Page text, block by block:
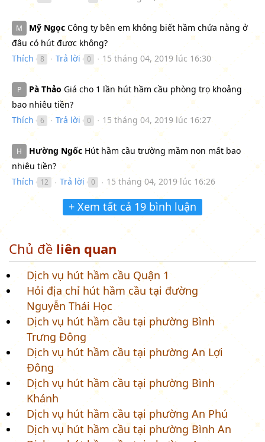
M Mỹ Ngọc Công ty bên em không biết hầm chứa nằng ở
đâu có hút được không?
Thích
8 ● Trả lời 0 ● 15 tháng 04, 2019 lúc 16:30
P Pà Thảo Giá cho 1 lần hút hầm cầu phòng trọ khoảng
bao nhiêu tiền?
Thích
6 ● Trả lời 0 ● 15 tháng 04, 2019 lúc 16:27
H Hường Ngốc Hút hầm cầu trường mầm non mất bao
nhiêu tiền?
Thích
12 ● Trả lời 0 ● 15 tháng 04, 2019 lúc 16:26
+ Xem tất cả 19 bình luận
Chủ đề liên quan
Dịch vụ hút hầm cầu Quận 1
Hỏi địa chỉ hút hầm cầu tại đường
Nguyễn Thái Học
Dịch vụ hút hầm cầu tại phường Bình
Trưng Đông
Dịch vụ hút hầm cầu tại phường An Lợi
Đông
Dịch vụ hút hầm cầu tại phường Bình
Khánh
Dịch vụ hút hầm cầu tại phường An Phú
Dịch vụ hút hầm cầu tại phường Bình An